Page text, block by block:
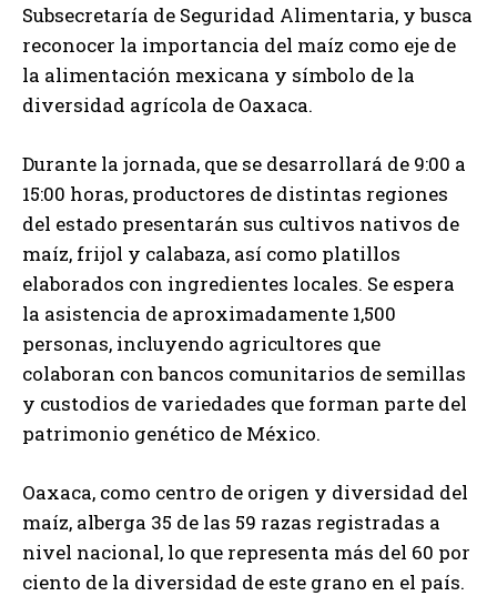
Subsecretaría de Seguridad Alimentaria, y busca
reconocer la importancia del maíz como eje de
la alimentación mexicana y símbolo de la
diversidad agrícola de Oaxaca.
Durante la jornada, que se desarrollará de 9:00 a
15:00 horas, productores de distintas regiones
del estado presentarán sus cultivos nativos de
maíz, frijol y calabaza, así como platillos
elaborados con ingredientes locales. Se espera
la asistencia de aproximadamente 1,500
personas, incluyendo agricultores que
colaboran con bancos comunitarios de semillas
y custodios de variedades que forman parte del
patrimonio genético de México.
Oaxaca, como centro de origen y diversidad del
maíz, alberga 35 de las 59 razas registradas a
nivel nacional, lo que representa más del 60 por
ciento de la diversidad de este grano en el país.